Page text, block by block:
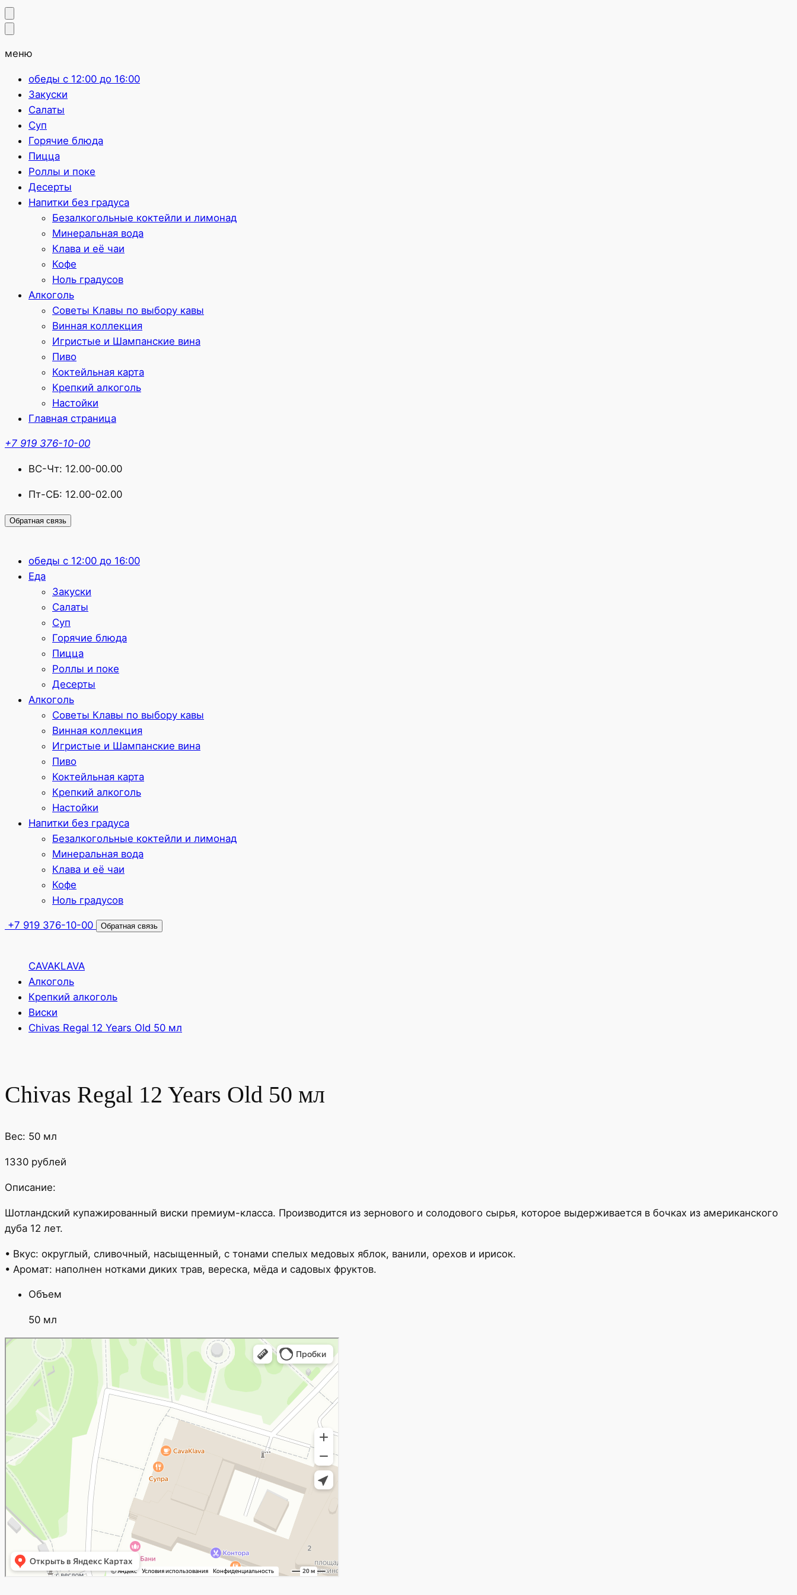
меню
обеды с 12:00 до 16:00
Закуски
Салаты
Суп
Горячие блюда
Пицца
Роллы и поке
Десерты
Напитки без градуса
Безалкогольные коктейли и лимонад
Минеральная вода
Клава и её чаи
Кофе
Ноль градусов
Алкоголь
Советы Клавы по выбору кавы
Винная коллекция
Игристые и Шампанские вина
Пиво
Коктейльная карта
Крепкий алкоголь
Настойки
Главная страница
+7 919 376-10-00
ВС-Чт: 12.00-00.00
Пт-СБ: 12.00-02.00
Обратная связь
обеды с 12:00 до 16:00
Еда
Закуски
Салаты
Суп
Горячие блюда
Пицца
Роллы и поке
Десерты
Алкоголь
Советы Клавы по выбору кавы
Винная коллекция
Игристые и Шампанские вина
Пиво
Коктейльная карта
Крепкий алкоголь
Настойки
Напитки без градуса
Безалкогольные коктейли и лимонад
Минеральная вода
Клава и её чаи
Кофе
Ноль градусов
+7 919 376-10-00 Обратная связь
CAVAKLAVA
Алкоголь
Крепкий алкоголь
Виски
Chivas Regal 12 Years Old 50 мл
Chivas Regal 12 Years Old 50 мл
Вес: 50 мл
1330 рублей
Описание:
Шотландский купажированный виски премиум-класса. Производится из зернового и солодового сырья, которое выдерживается в бочках из американского
дуба 12 лет.
• Вкус: округлый, сливочный, насыщенный, с тонами спелых медовых яблок, ванили, орехов и ирисок.
• Аромат: наполнен нотками диких трав, вереска, мёда и садовых фруктов.
Объем
50 мл